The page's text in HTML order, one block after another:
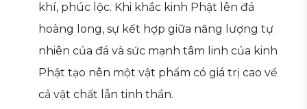
khí, phúc lộc. Khi khắc kinh Phật lên đá
hoàng long, sự kết hợp giữa năng lượng tự
nhiên của đá và sức mạnh tâm linh của kinh
Phật tạo nên một vật phẩm có giá trị cao về
cả vật chất lẫn tinh thần.